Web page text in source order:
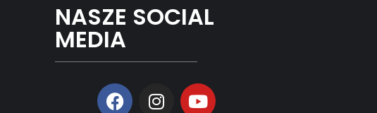
NASZE SOCIAL
MEDIA